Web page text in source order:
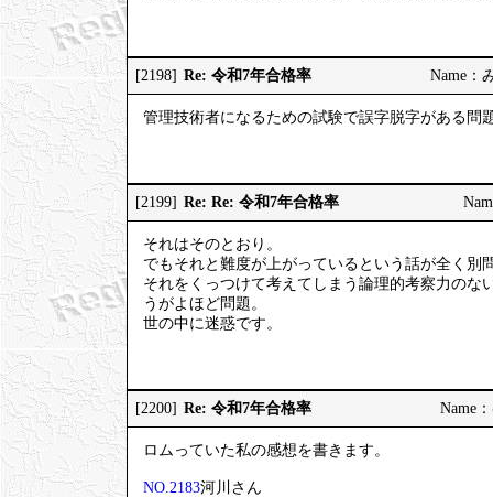
[2198] Re: 令和7年合格率 Name：
管理技術者になるための試験で誤字脱字がある問
[2199] Re: Re: 令和7年合格率
それはそのとおり。
でもそれと難度が上がっているという話が全く別
それをくっつけて考えてしまう論理的考察力の
うがよほど問題。
世の中に迷惑です。
[2200] Re: 令和7年合格率 Name
ロムっていた私の感想を書きます。
NO.2183河川さん